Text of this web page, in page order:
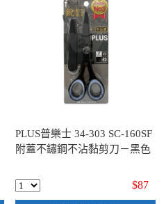
PLUS普樂士 34-303 SC-160SF
附蓋不鏽鋼不沾黏剪刀－黑色
$87